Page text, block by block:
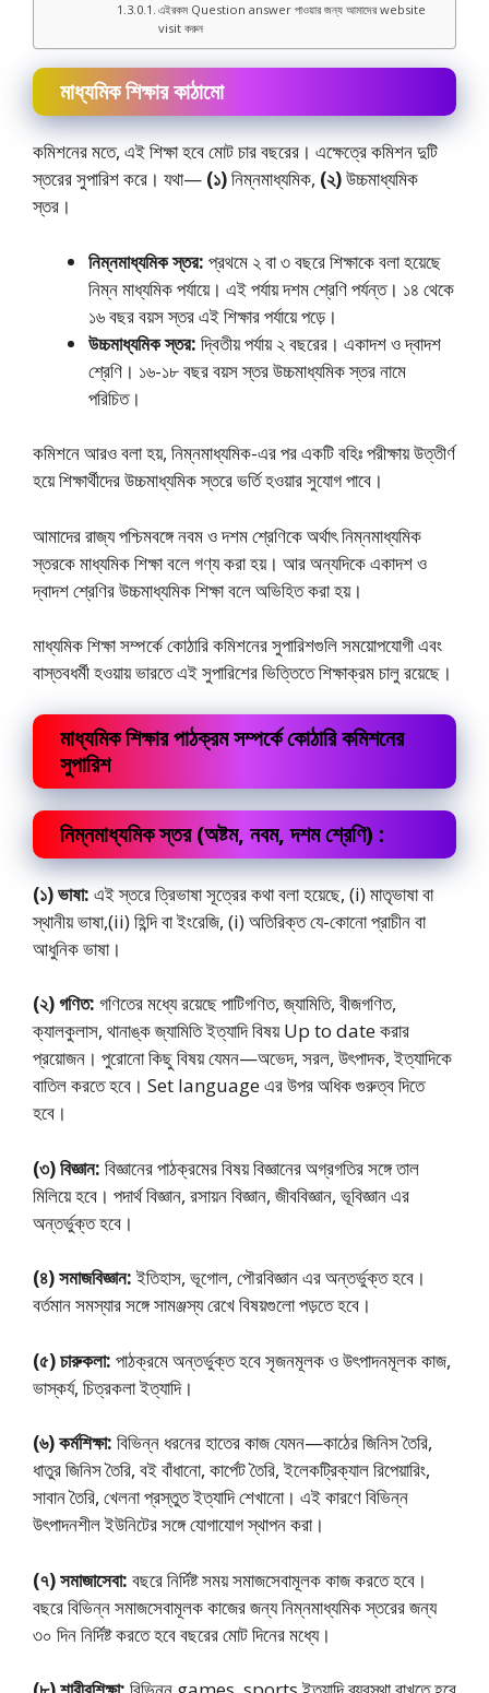
এইরকম Question answer পাওয়ার জন্য আমাদের website
visit করুন
মাধ্যমিক শিক্ষার কাঠামাে
কমিশনের মতে, এই শিক্ষা হবে মােট চার বছরের। এক্ষেত্রে কমিশন দুটি
স্তরের সুপারিশ করে। যথা— (১)নিম্নমাধ্যমিক, (২)উচ্চমাধ্যমিক
স্তর।
নিম্নমাধ্যমিক স্তর: প্রথমে ২ বা ৩ বছরে শিক্ষাকে বলা হয়েছে
নিম্ন মাধ্যমিক পর্যায়ে। এই পর্যায় দশম শ্রেণি পর্যন্ত। ১৪ থেকে
১৬ বছর বয়স স্তর এই শিক্ষার পর্যায়ে পড়ে।
উচ্চমাধ্যমিক স্তর: দ্বিতীয় পর্যায় ২ বছরের। একাদশ ও দ্বাদশ
শ্রেণি। ১৬-১৮ বছর বয়স স্তর উচ্চমাধ্যমিক স্তর নামে
পরিচিত।
কমিশনে আরও বলা হয়, নিম্নমাধ্যমিক-এর পর একটি বহিঃ পরীক্ষায় উত্তীর্ণ
হয়ে শিক্ষার্থীদের উচ্চমাধ্যমিক স্তরে ভর্তি হওয়ার সুযোগ পাবে।
আমাদের রাজ্য পশ্চিমবঙ্গে নবম ও দশম শ্রেণিকে অর্থাৎ নিম্নমাধ্যমিক
স্তরকে মাধ্যমিক শিক্ষা বলে গণ্য করা হয়। আর অন্যদিকে একাদশ ও
দ্বাদশ শ্রেণির উচ্চমাধ্যমিক শিক্ষা বলে অভিহিত করা হয়।
মাধ্যমিক শিক্ষা সম্পর্কে কোঠারি কমিশনের সুপারিশগুলি সময়োপযোগী এবং
বাস্তবধর্মী হওয়ায় ভারতে এই সুপারিশের ভিত্তিতে শিক্ষাক্রম চালু রয়েছে।
মাধ্যমিক শিক্ষার পাঠক্রম সম্পর্কে কোঠারি কমিশনের
সুপারিশ
নিম্নমাধ্যমিক স্তর (অষ্টম, নবম, দশম শ্রেণি) :
(১) ভাষা: এই স্তরে ত্রিভাষা সূত্রের কথা বলা হয়েছে, (i) মাতৃভাষা বা
স্থানীয় ভাষা,(ii) হিন্দি বা ইংরেজি, (i) অতিরিক্ত যে-কোনাে প্রাচীন বা
আধুনিক ভাষা।
(২) গণিত: গণিতের মধ্যে রয়েছে পাটিগণিত, জ্যামিতি, বীজগণিত,
ক্যালকুলাস, থানাঙ্ক জ্যামিতি ইত্যাদি বিষয় Up to date করার
প্রয়ােজন। পুরােনাে কিছু বিষয় যেমন—অভেদ, সরল, উৎপাদক, ইত্যাদিকে
বাতিল করতে হবে। Set language এর উপর অধিক গুরুত্ব দিতে
হবে।
(৩) বিজ্ঞান: বিজ্ঞানের পাঠক্রমের বিষয় বিজ্ঞানের অগ্রগতির সঙ্গে তাল
মিলিয়ে হবে। পদার্থ বিজ্ঞান, রসায়ন বিজ্ঞান, জীববিজ্ঞান, ভূবিজ্ঞান এর
অন্তর্ভুক্ত হবে।
(৪) সমাজবিজ্ঞান:ইতিহাস, ভূগোল, পৌরবিজ্ঞান এর অন্তর্ভুক্ত হবে।
বর্তমান সমস্যার সঙ্গে সামঞ্জস্য রেখে বিষয়গুলো পড়তে হবে।
(৫) চারুকলা: পাঠক্রমে অন্তর্ভুক্ত হবে সৃজনমূলক ও উৎপাদনমূলক কাজ,
ভাস্কর্য, চিত্রকলা ইত্যাদি।
(৬) কর্মশিক্ষা: বিভিন্ন ধরনের হাতের কাজ যেমন—কাঠের জিনিস তৈরি,
ধাতুর জিনিস তৈরি, বই বাঁধানো, কার্পেট তৈরি, ইলেকট্রিক্যাল রিপেয়ারিং,
সাবান তৈরি, খেলনা প্রস্তুত ইত্যাদি শেখানাে। এই কারণে বিভিন্ন
উৎপাদনশীল ইউনিটের সঙ্গে যােগাযােগ স্থাপন করা।
(৭) সমাজাসেবা: বছরে নির্দিষ্ট সময় সমাজসেবামূলক কাজ করতে হবে।
বছরে বিভিন্ন সমাজসেবামূলক কাজের জন্য নিম্নমাধ্যমিক স্তরের জন্য
৩০ দিন নির্দিষ্ট করতে হবে বছরের মােট দিনের মধ্যে।